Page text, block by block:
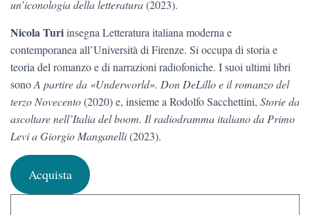
un’iconologia della letteratura(2023).
Nicola Turiinsegna Letteratura italiana moderna e
contemporanea all’Università di Firenze. Si occupa di storia e
teoria del romanzo e di narrazioni radiofoniche. I suoi ultimi libri
sonoA partire da «Underworld». Don DeLillo e il romanzo del
terzo Novecento(2020) e, insieme a Rodolfo Sacchettini, Storie da
ascoltare nell’Italia del boom. Il radiodramma italiano da Primo
Levi a Giorgio Manganelli(2023).
Acquista